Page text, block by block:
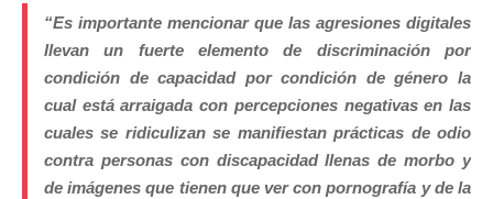
“Es importante mencionar que las agresiones digitales
llevan un fuerte elemento de discriminación por
condición de capacidad por condición de género la
cual está arraigada con percepciones negativas en las
cuales se ridiculizan se manifiestan prácticas de odio
contra personas con discapacidad llenas de morbo y
de imágenes que tienen que ver con pornografía y de la